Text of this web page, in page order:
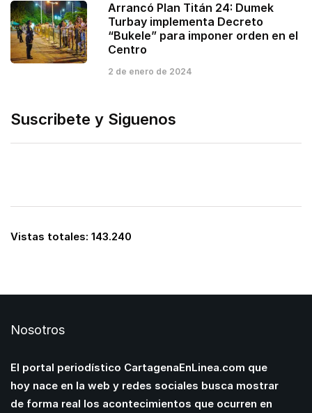
Arrancó Plan Titán 24: Dumek
Turbay implementa Decreto
“Bukele” para imponer orden en el
Centro
2 de enero de 2024
Suscribete y Siguenos
Vistas totales: 143.240
Nosotros
El portal periodístico CartagenaEnLinea.com que
hoy nace en la web y redes sociales busca mostrar
de forma real los acontecimientos que ocurren en